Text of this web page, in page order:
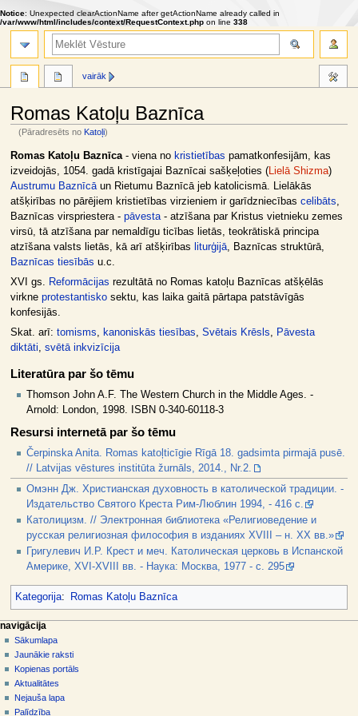
Notice: Unexpected clearActionName after getActionName already called in
/var/www/html/includes/context/RequestContext.php on line 338
Romas Katoļu Baznīca
(Pāradresēts noKatoļi)
Jump
to
navigation
Jump
to
search
Romas Katoļu Baznīca- viena no kristietības pamatkonfesijām, kas
izveidojās, 1054. gadā kristīgajai Baznīcai sašķeļoties (Lielā Shizma)
Austrumu Baznīcāun Rietumu Baznīcā jeb katolicismā. Lielākās
atšķirības no pārējiem kristietības virzieniem ir garīdzniecības celibāts
Baznīcas virspriestera - pāvesta- atzīšana par Kristus vietnieku zemes
virsū, tā atzīšana par nemaldīgu ticības lietās, teokrātiskā principa
atzīšana valsts lietās, kā arī atšķirības liturģijā, Baznīcas struktūrā,
Baznīcas tiesībās u.c.
XVI gs. Reformācijas rezultātā no Romas katoļu Baznīcas atšķēlās
virkne protestantiskosektu, kas laika gaitā pārtapa patstāvīgās
konfesijās.
Skat. arī: tomisms, kanoniskās tiesības, Svētais Krēsls, Pāvesta
diktāti, svētā inkvizīcija
Literatūra par šo tēmu
Thomson John A.F. The Western Church in the Middle Ages. -
Arnold: London, 1998. ISBN 0-340-60118-3
Resursi internetā par šo tēmu
Čerpinska Anita. Romas katoļticīgie Rīgā 18. gadsimta pirmajā pusē.
// Latvijas vēstures institūta žurnāls, 2014., Nr.2.
Омэнн Дж. Христианская духовность в католической традиции. -
Издательство Святого Креста Рим-Люблин 1994, - 416 с.
Католицизм. // Электронная библиотека «Религиоведение и
русская религиозная философия в изданиях XVIII – н. XX вв.»
Григулевич И.Р. Крест и меч. Католическая церковь в Испанской
Америке, XVI-XVIII вв. - Наука: Москва, 1977 - с. 295
Kategorija: Romas Katoļu Baznīca
N
a
v
g
lapas darbības
raksts
diskusija
skatīt
aplūkot
kodu
vēsture
vairāk
dalībnieka rīki
pieslēgties
navigācija
Sākumlapa
Jaunākie raksti
Kopienas portāls
Aktualitātes
Nejauša lapa
Palīdzība
meklēt